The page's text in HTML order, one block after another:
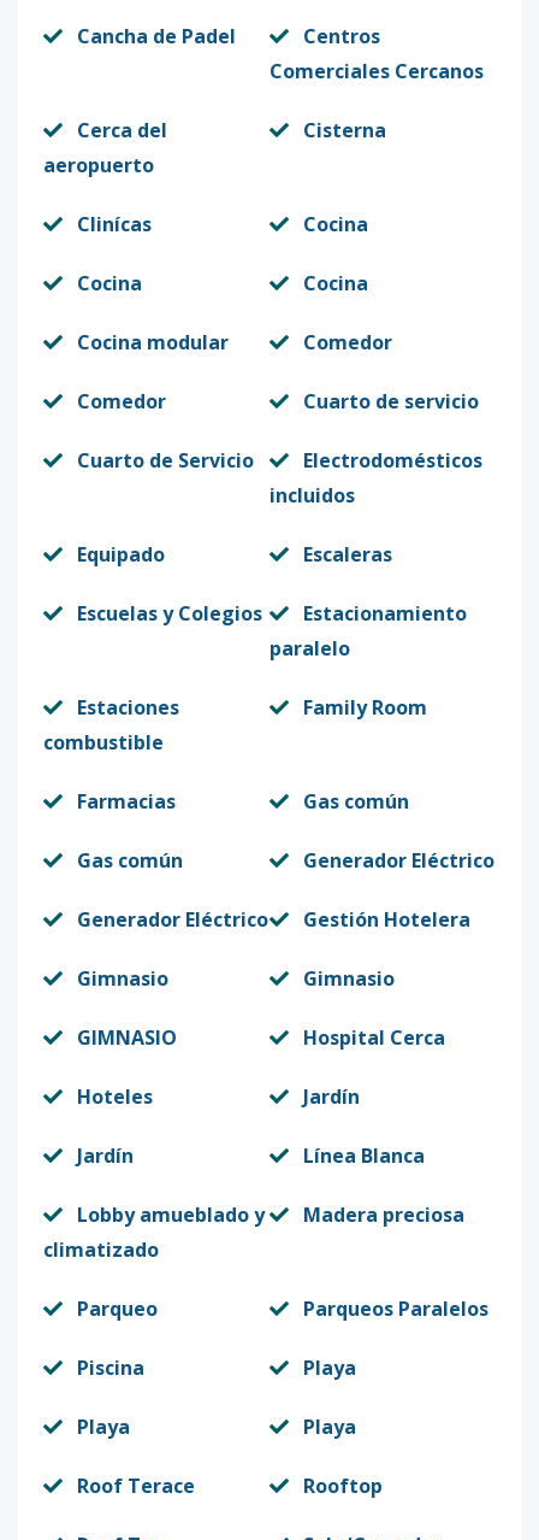
Cancha de Padel
Centros
Comerciales Cercanos
Cerca del
aeropuerto
Cisterna
Clinícas Cocina
Cocina Cocina
Cocina modular Comedor
Comedor Cuarto de servicio
Cuarto de Servicio
Electrodomésticos
incluidos
Equipado Escaleras
Escuelas y Colegios
Estacionamiento
paralelo
Estaciones
combustible
Family Room
Farmacias Gas común
Gas común Generador Eléctrico
Generador Eléctrico Gestión Hotelera
Gimnasio Gimnasio
GIMNASIO Hospital Cerca
Hoteles Jardín
Jardín Línea Blanca
Lobby amueblado y
climatizado
Madera preciosa
Parqueo Parqueos Paralelos
Piscina Playa
Playa Playa
Roof Terace Rooftop